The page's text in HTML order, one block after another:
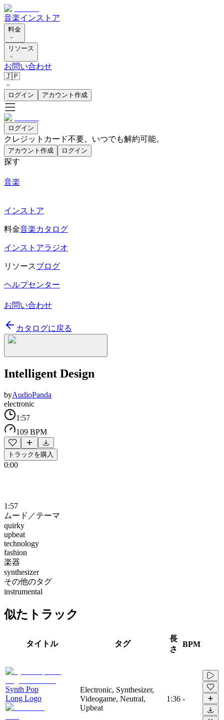
音楽インストア
料金
リソース
お問い合わせ
🇯🇵
ログイン アカウント作成
ログイン
クレジットカード不要。いつでも解約可能。
アカウント作成 ログイン
探す
音楽
インストア
料金音楽カタログ
インストアラジオ
リソースブログ
ヘルプセンター
お問い合わせ
カタログに戻る
Intelligent Design
byAudioPanda
electronic
1:57
109 BPM
トラックを購入
0:00
1:57
ムード／テーマ
quirky
upbeat
technology
fashion
楽器
synthesizer
その他のタグ
instrumental
似たトラック
タイトル タグ
長
さ
BPM
Synth Pop
Long Logo
Electronic, Synthesizer,
Videogame, Neutral,
Upbeat
1:36 -